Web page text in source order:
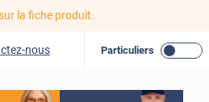
la fiche produit.
nous Particuliers